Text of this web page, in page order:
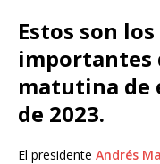
Estos son
importantes
matutina de
de 2023.
El presidente Andrés